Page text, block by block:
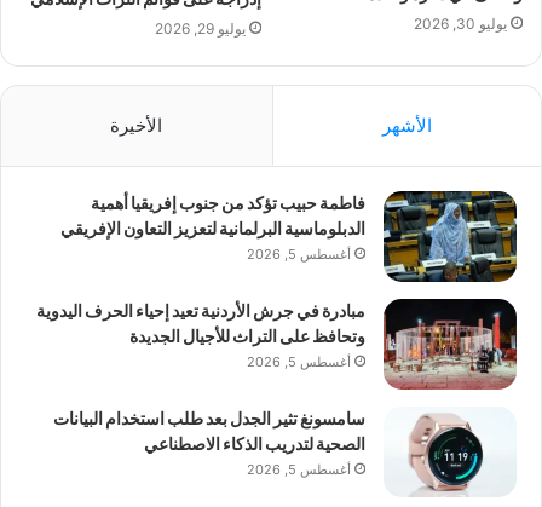
يوليو 30, 2026
يوليو 29, 2026
الأشهر الأخيرة
فاطمة حبيب تؤكد من جنوب إفريقيا أهمية
الدبلوماسية البرلمانية لتعزيز التعاون الإفريقي
أغسطس 5, 2026
مبادرة في جرش الأردنية تعيد إحياء الحرف اليدوية
وتحافظ على التراث للأجيال الجديدة
أغسطس 5, 2026
سامسونغ تثير الجدل بعد طلب استخدام البيانات
الصحية لتدريب الذكاء الاصطناعي
أغسطس 5, 2026